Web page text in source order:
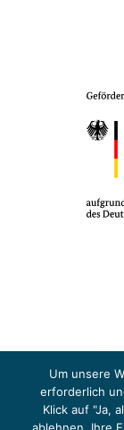
Das Projekt
Um unsere
erforderlich
Klick auf "Ja,